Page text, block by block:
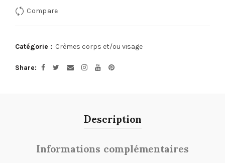
Compare
Catégorie : Crèmes corps et/ou visage
Share
Description
Informations complémentaires